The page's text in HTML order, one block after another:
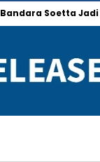
Soetta Jadi